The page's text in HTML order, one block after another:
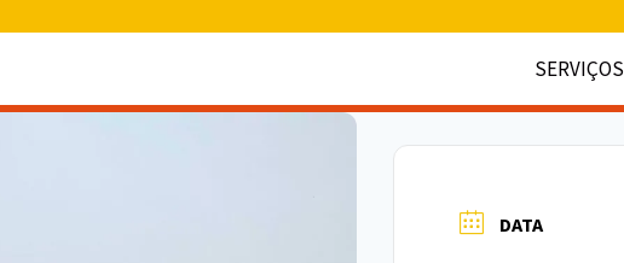
SERVIÇOS
DATA